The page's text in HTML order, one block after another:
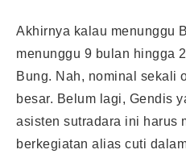
Akhirnya kalau menunggu
menunggu 9 bulan hingga
Bung. Nah, nominal sekali
besar. Belum lagi, Gendis
asisten sutradara ini harus
berkegiatan alias cuti